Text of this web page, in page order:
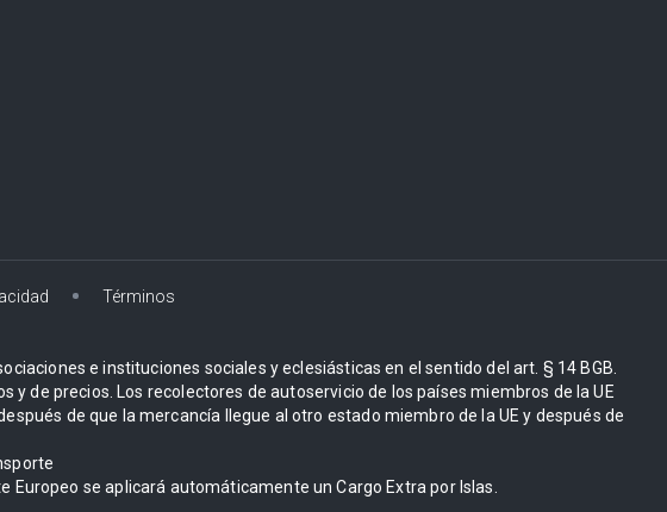
Términos
e instituciones sociales y eclesiásticas en el sentido del art. § 14 BGB.
de precios. Los recolectores de autoservicio de los países miembros de la UE
de que la mercancía llegue al otro estado miembro de la UE y después de
se aplicará automáticamente un Cargo Extra por Islas.